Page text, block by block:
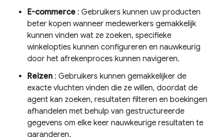
E-commerce : Gebruikers kunnen uw producten
beter kopen wanneer medewerkers gemakkelijk
kunnen vinden wat ze zoeken, specifieke
winkelopties kunnen configureren en nauwkeurig
door het afrekenproces kunnen navigeren.
Reizen : Gebruikers kunnen gemakkelijker de
exacte vluchten vinden die ze willen, doordat de
agent kan zoeken, resultaten filteren en boekingen
afhandelen met behulp van gestructureerde
gegevens om elke keer nauwkeurige resultaten te
garanderen.